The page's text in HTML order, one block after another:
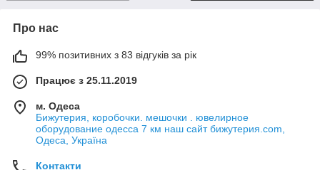
Про нас
99% позитивних з 83 відгуків за рік
Працює з 25.11.2019
м. Одеса
Бижутерия, коробочки. мешочки . ювелирное
оборудование одесса 7 км наш сайт бижутерия.com,
Одеса, Україна
Контакти